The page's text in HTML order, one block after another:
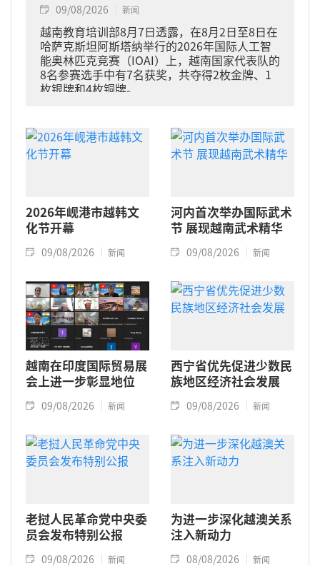
09/08/2026 新闻
越南教育培训部8月7日透露，在8月2日至8日在
哈萨克斯坦阿斯塔纳举行的2026年国际人工智
能奥林匹克竞赛（IOAI）上，越南国家代表队的
8名参赛选手中有7名获奖，共夺得2枚金牌、1
枚银牌和4枚铜牌。
2026年岘港市越韩文
化节开幕
09/08/2026 新闻
河内首次举办国际武术
节 展现越南武术精华
09/08/2026 新闻
越南在印度国际贸易展
会上进一步彰显地位
09/08/2026 新闻
西宁省优先促进少数民
族地区经济社会发展
09/08/2026 新闻
老挝人民革命党中央委
员会发布特别公报
09/08/2026 新闻
为进一步深化越澳关系
注入新动力
08/08/2026 新闻